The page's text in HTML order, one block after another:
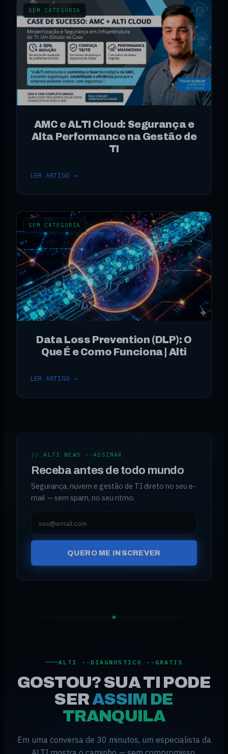
SEM CATEGORIA
AMC e ALTI Cloud: Segurança e
Alta Performance na Gestão de
TI
LER ARTIGO →
SEM CATEGORIA
Data Loss Prevention (DLP): O
Que É e Como Funciona | Alti
LER ARTIGO →
// ALTI NEWS --ASSINAR
Receba antes de todo mundo
Segurança, nuvem e gestão de TI direto no seu e-
mail — sem spam, no seu ritmo.
QUERO ME INSCREVER
ALTI --DIAGNOSTICO --GRATIS
GOSTOU? SUA TI PODE
SER ASSIM DE
TRANQUILA
Em uma conversa de 30 minutos, um especialista da